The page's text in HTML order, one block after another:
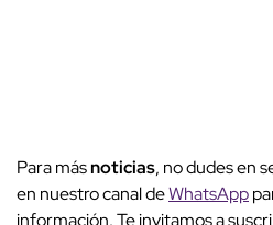
Para másnoticias, no dudes en
en nuestro canal deWhatsApp